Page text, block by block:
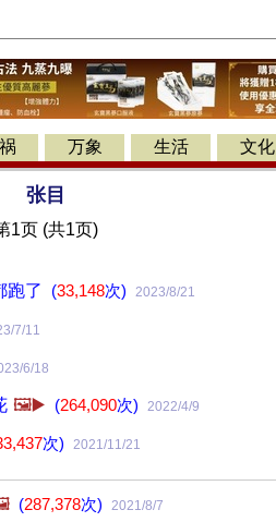
万象 生活 文化
张目
1页 (共1页)
跑了 (33,148次) 2023/8/21
7/11
6/18
🖼️▶️ (264,090次) 2022/4/9
次) 2021/11/21
(287,378次) 2021/8/7